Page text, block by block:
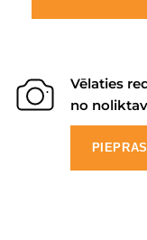
Vēlaties
no